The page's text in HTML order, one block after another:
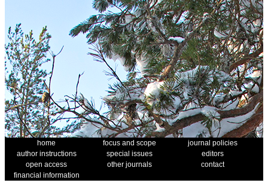
home focus and scope
journal policies
author instructions
special issues
editors
open access
other journals
contact
financial information